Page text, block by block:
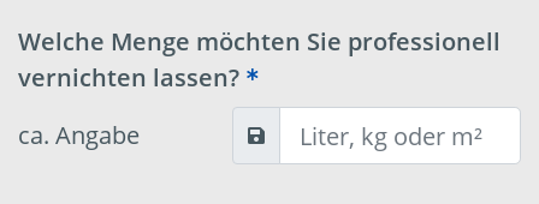
Welche Menge möchten Sie professionell
vernichten lassen?
ca. Angabe